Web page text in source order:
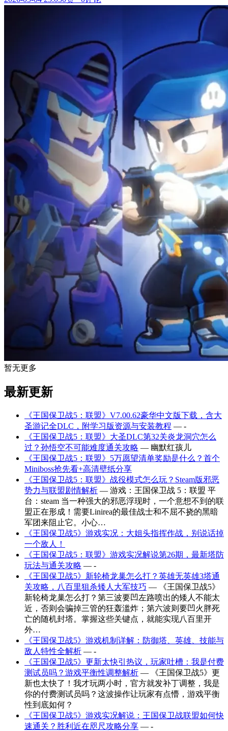
暂无更多
最新更新
《王国保卫战5：联盟》V7.00.62豪华中文版下载，含大
圣游记全DLC，附学习版资源与安装教程 — -
《王国保卫战5：联盟》大圣DLC第32关炎龙洞穴怎么
过？孙悟空不可能难度通关攻略 — 幽默红孩儿
《王国保卫战5：联盟》5万愿望清单奖励是什么？首个
Miniboss抢先看+高清壁纸分享
《王国保卫战5：联盟》战役模式怎么玩？Steam版邪恶
势力与联盟剧情解析 — 游戏：王国保卫战 5：联盟 平
台：steam 当一种强大的邪恶浮现时，一个意想不到的联
盟正在形成！需要Linirea的最佳战士和不屈不挠的黑暗
军团来阻止它。小心…
《王国保卫战5》游戏实况：大姐头指挥作战，别说话掉
一个敌人！
《王国保卫战5：联盟》游戏实况解说第26期，最新塔防
玩法与通关攻略 — -
《王国保卫战5》新轮椅龙巢怎么打？英雄无英雄3塔通
关攻略，八百里狙杀矮人大军技巧 — 《王国保卫战5》
新轮椅龙巢怎么打？第三波要凹左路喷出的矮人不能太
近，否则会骗掉三管的狂轰滥炸；第六波则要凹火胖死
亡的随机封塔。掌握这些关键点，就能实现八百里开
外…
《王国保卫战5》游戏机制详解：防御塔、英雄、技能与
敌人特性全解析 — -
《王国保卫战5》更新太快引热议，玩家吐槽：我是付费
测试员吗？游戏平衡性调整解析 — 《王国保卫战5》更
新也太快了！我才玩两小时，官方就发补丁调整，我是
你的付费测试员吗？这波操作让玩家有点懵，游戏平衡
性到底如何？
《王国保卫战5》游戏实况解说：王国保卫战联盟如何快
速通关？胜利近在咫尺攻略分享 — -